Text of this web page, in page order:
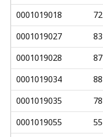
0001019018
72
0001019027
83
0001019028
87
0001019034
88
0001019035
78
0001019055
55